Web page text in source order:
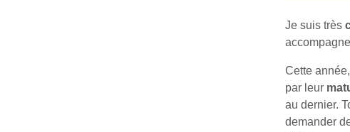
Je suis très
Cette
par leur
au dernier.
demander